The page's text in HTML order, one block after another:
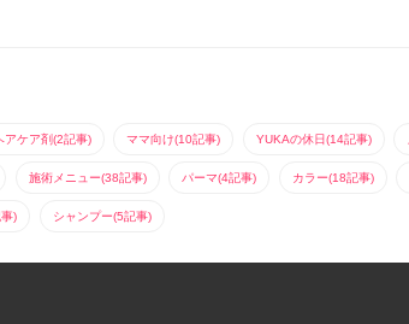
アケア剤(2記事) ママ向け(10記事) YUKAの休日(14記事)
施術メニュー(38記事) パーマ(4記事) カラー(18記事)
) シャンプー(5記事)